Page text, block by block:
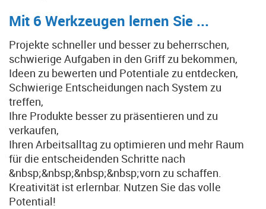
Mit 6 Werkzeugen lernen Sie ...
Projekte schneller und besser zu beherrschen,
schwierige Aufgaben in den Griff zu bekommen,
Ideen zu bewerten und Potentiale zu entdecken,
Schwierige Entscheidungen nach System zu
treffen,
Ihre Produkte besser zu präsentieren und zu
verkaufen,
Ihren Arbeitsalltag zu optimieren und mehr Raum
für die entscheidenden Schritte nach
&nbsp;&nbsp;&nbsp;&nbsp;vorn zu schaffen.
Kreativität ist erlernbar. Nutzen Sie das volle
Potential!